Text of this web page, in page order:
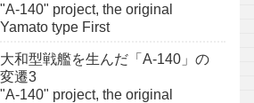
"A-140" project, the original
Yamato type First
大和型戦艦を生んだ「A-140」の
変遷3
"A-140" project, the original